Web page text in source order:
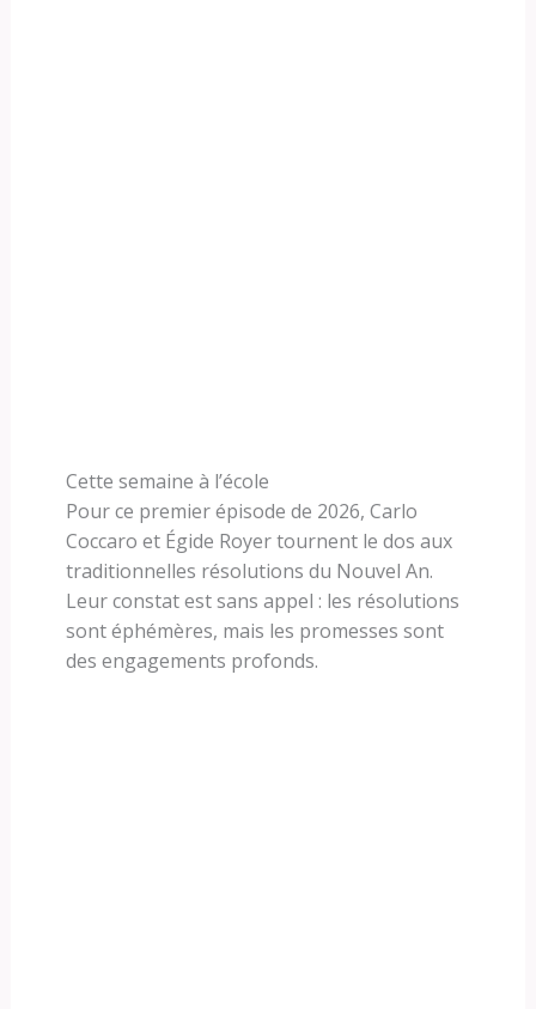
Cette semaine à l’école
Pour ce premier épisode de 2026, Carlo
Coccaro et Égide Royer tournent le dos aux
traditionnelles résolutions du Nouvel An.
Leur constat est sans appel : les résolutions
sont éphémères, mais les promesses sont
des engagements profonds.